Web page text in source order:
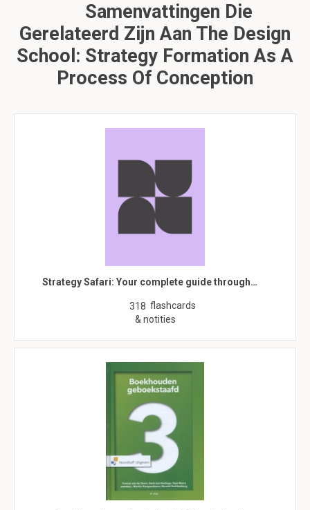
Samenvattingen Die
Gerelateerd Zijn Aan The Design
School: Strategy Formation As A
Process Of Conception
Strategy Safari: Your complete guide through…
318 flashcards
& notities